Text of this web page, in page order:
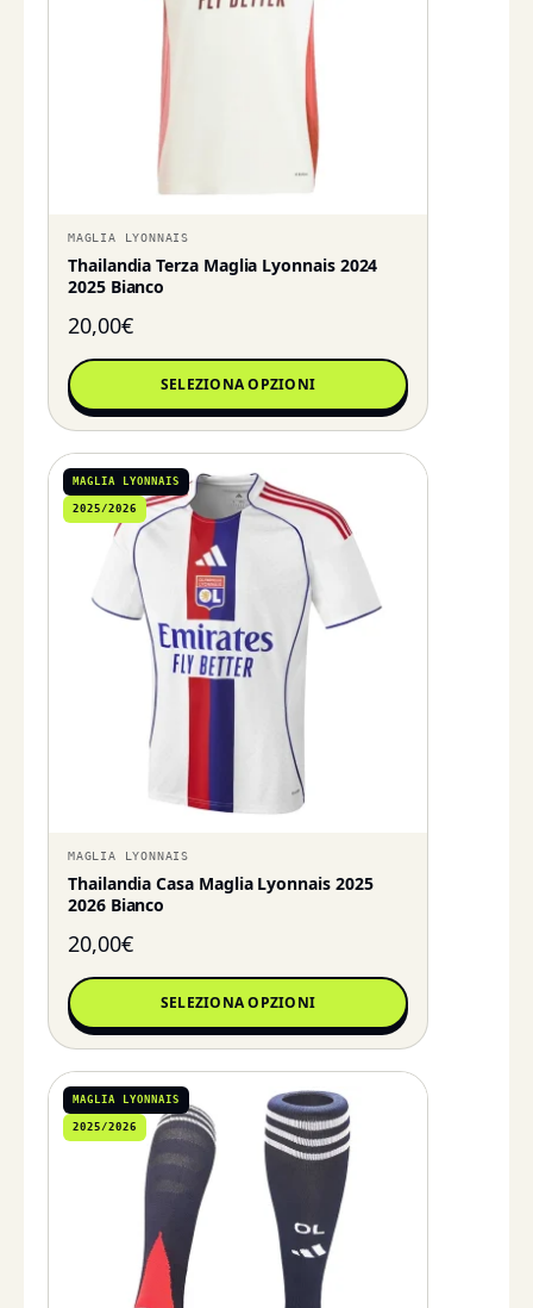
MAGLIA LYONNAIS
Thailandia Terza Maglia Lyonnais 2024
2025 Bianco
20,00€
SELEZIONA OPZIONI
MAGLIA LYONNAIS
2025/2026
MAGLIA LYONNAIS
Thailandia Casa Maglia Lyonnais 2025
2026 Bianco
20,00€
SELEZIONA OPZIONI
MAGLIA LYONNAIS
2025/2026